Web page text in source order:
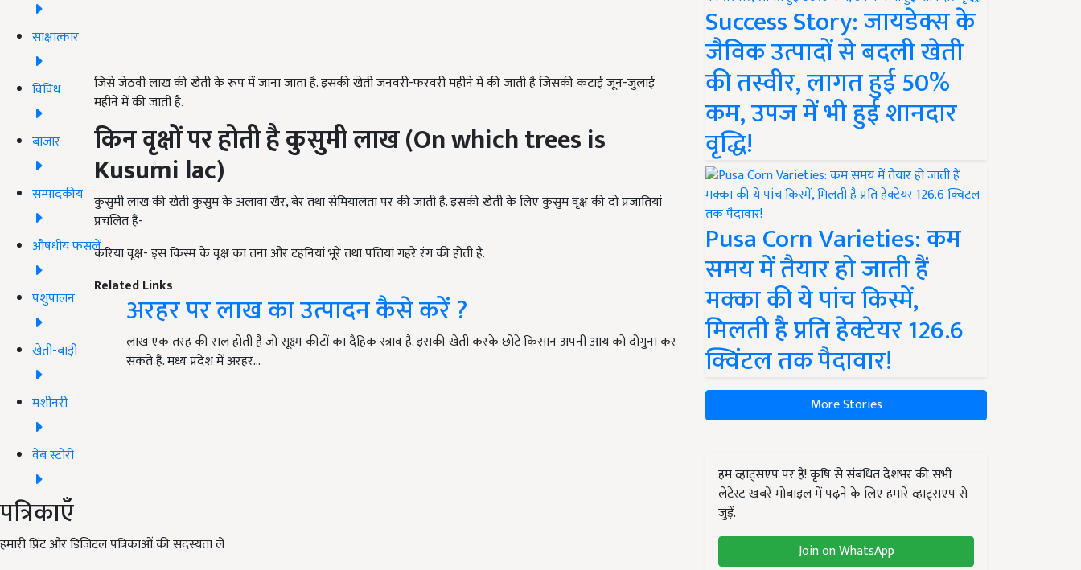
साक्षात्कार
विविध
बाजार
सम्पादकीय
औषधीय फसलें
पशुपालन
खेती-बाड़ी
मशीनरी
वेब स्टोरी
पत्रिकाएँ
हमारी प्रिंट और डिजिटल पत्रिकाओं की सदस्यता लें
जिसे जेठवी लाख की खेती के रूप में जाना जाता है. इसकी खेती जनवरी-फरवरी महीने में की जाती है जिसकी कटाई जून-जुलाई
महीने में की जाती है.
किनवृक्षोंपरहोतीहैकुसुमीलाख(On which trees is
Kusumi lac)
कुसुमी लाख की खेती कुसुम के अलावा खैर, बेर तथा सेमियालता पर की जाती है. इसकी खेती के लिए कुसुम वृक्ष की दो प्रजातियां
प्रचलित हैं-
करिया वृक्ष- इस किस्म के वृक्ष का तना और टहनियां भूरे तथा पत्तियां गहरे रंग की होती है.
Related Links
अरहर पर लाख का उत्पादन कैसे करें ?
लाख एक तरह की राल होती है जो सूक्ष्म कीटों का दैहिक स्त्राव है. इसकी खेती करके छोटे किसान अपनी आय को दोगुना कर
सकते हैं. मध्य प्रदेश में अरहर…
Success Story: जायडेक्स के
जैविक उत्पादों से बदली खेती
की तस्वीर, लागत हुई 50%
कम, उपज में भी हुई शानदार
वृद्धि!
Pusa Corn Varieties: कम
समय में तैयार हो जाती हैं
मक्का की ये पांच किस्में,
मिलती है प्रति हेक्टेयर 126.6
क्विंटल तक पैदावार!
More Stories
हम व्हाट्सएप पर हैं! कृषि से संबंधित देशभर की सभी
लेटेस्ट ख़बरें मोबाइल में पढ़ने के लिए हमारे व्हाट्सएप से
जुड़ें.
Join on WhatsApp